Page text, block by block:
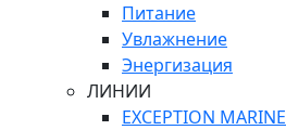
Питание
Увлажнение
Энергизация
ЛИНИИ
EXCEPTION MARINE